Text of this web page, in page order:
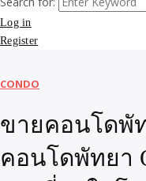
Log in
Register
CONDO
ขายคอนโดพั
คอนโดพัทยา